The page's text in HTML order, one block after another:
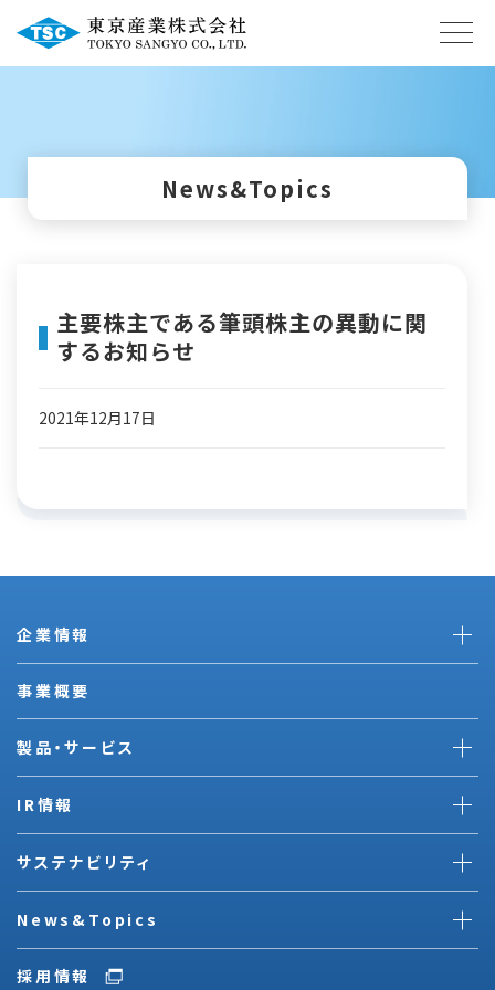
News&Topics
主要株主である筆頭株主の異動に関
するお知らせ
2021年12月17日
企業情報
事業概要
製品・サービス
IR情報
サステナビリティ
News&Topics
採用情報